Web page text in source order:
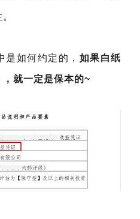
是如何约定的， 如果白纸
就一定是保本的~